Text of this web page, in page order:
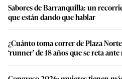
Sabores de Barranquilla: un
que están dando que hablar
¿Cuánto toma correr de Plaza
‘runner’ de 18 años que se reta